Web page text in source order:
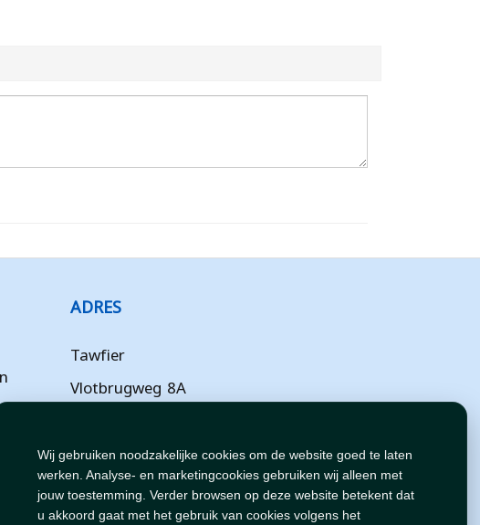
Wij gebruiken noodzakelijke cookies om de website goed te laten
werken. Analyse- en marketingcookies gebruiken wij alleen met
jouw toestemming. Verder browsen op deze website betekent dat
u akkoord gaat met het gebruik van cookies volgens het
ADRES
Tawfier
Vlotbrugweg 8A
Flevoland
NL